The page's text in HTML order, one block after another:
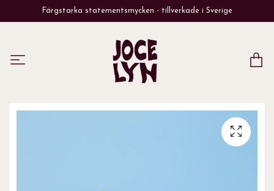
Färgstarka statementsmycken - tillverkade i Sverige